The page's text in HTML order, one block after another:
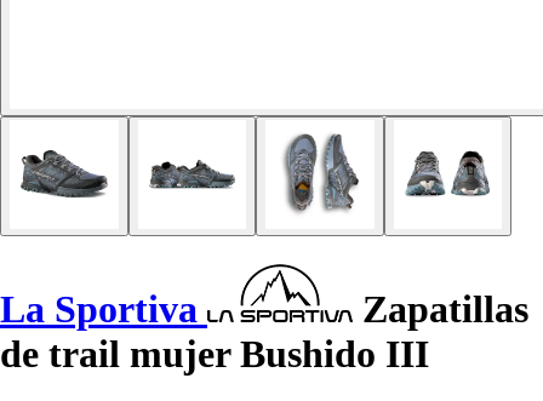
La Sportiva
Zapatillas
de trail mujer Bushido III